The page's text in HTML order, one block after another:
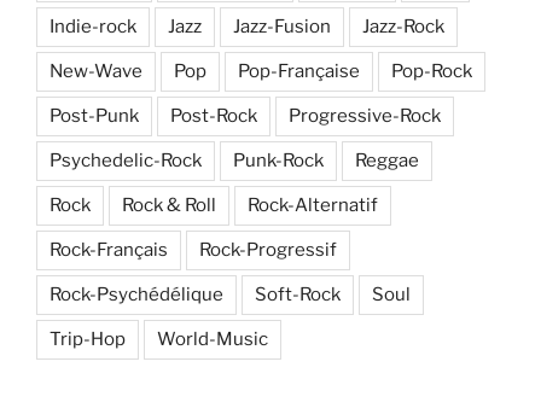
Indie-rock Jazz Jazz-Fusion Jazz-Rock
New-Wave Pop Pop-Française Pop-Rock
Post-Punk Post-Rock Progressive-Rock
Psychedelic-Rock Punk-Rock Reggae
Rock Rock & Roll Rock-Alternatif
Rock-Français Rock-Progressif
Rock-Psychédélique Soft-Rock Soul
Trip-Hop World-Music